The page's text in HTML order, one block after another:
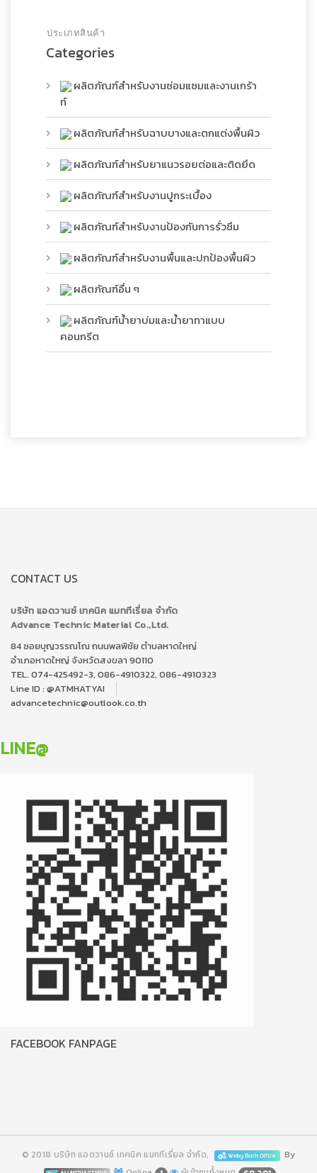
Categories
ประเภทสินค้า
ผลิตภัณฑ์สำหรับงานซ่อมแซมและงานเกร้า
ท์
ผลิตภัณฑ์สำหรับฉาบบางและตกแต่งพื้นผิว
ผลิตภัณฑ์สำหรับยาแนวรอยต่อและติดยึด
ผลิตภัณฑ์สำหรับงานปูกระเบื้อง
ผลิตภัณฑ์สำหรับงานป้องกันการรั่วซึม
ผลิตภัณฑ์สำหรับงานพื้นและปกป้องพื้นผิว
ผลิตภัณฑ์อื่น ๆ
ผลิตภัณฑ์น้ำยาบ่มและน้ำยาทาแบบ
คอนกรีต
CONTACT US
บริษัท แอดวานซ์ เทคนิค แมททีเรี่ยล จำกัด
Advance Technic Material Co.,Ltd.
84 ซอยบุญวรรณโณ ถนนพลพิชัย ตำบลหาดใหญ่
อำเภอหาดใหญ่ จังหวัดสงขลา 90110
TEL. 074-425492-3, 086-4910322, 086-4910323
Line ID : @ATMHATYAI
advancetechnic@outlook.co.th
LINE@
FACEBOOK FANPAGE
© 2018 บริษัท แอดวานซ์ เทคนิค แมททีเรี่ยล จำกัด,
By